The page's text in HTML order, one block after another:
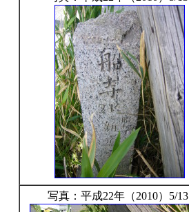
写真：平成22年（2010）5/13